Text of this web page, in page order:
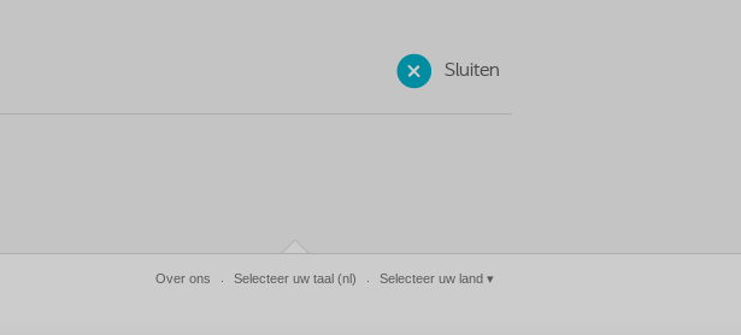
Sluiten
Over ons Selecteer uw taal (nl) Selecteer uw land ▾